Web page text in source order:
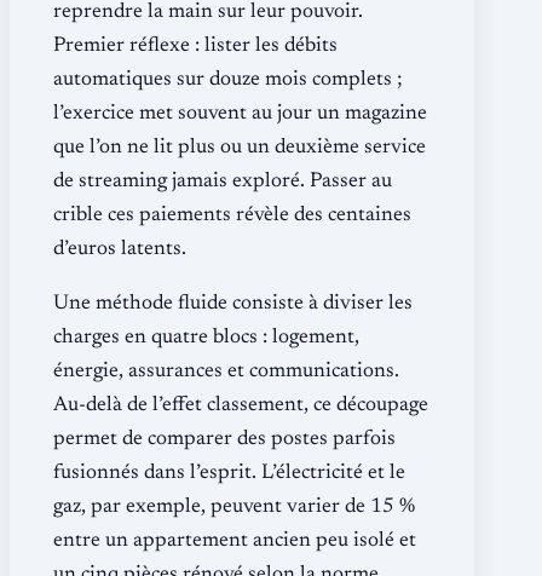
reprendre la main sur leur pouvoir.
Premier réflexe : lister les débits
automatiques sur douze mois complets ;
l’exercice met souvent au jour un magazine
que l’on ne lit plus ou un deuxième service
de streaming jamais exploré. Passer au
crible ces paiements révèle des centaines
d’euros latents.
Une méthode fluide consiste à diviser les
charges en quatre blocs : logement,
énergie, assurances et communications.
Au-delà de l’effet classement, ce découpage
permet de comparer des postes parfois
fusionnés dans l’esprit. L’électricité et le
gaz, par exemple, peuvent varier de 15 %
entre un appartement ancien peu isolé et